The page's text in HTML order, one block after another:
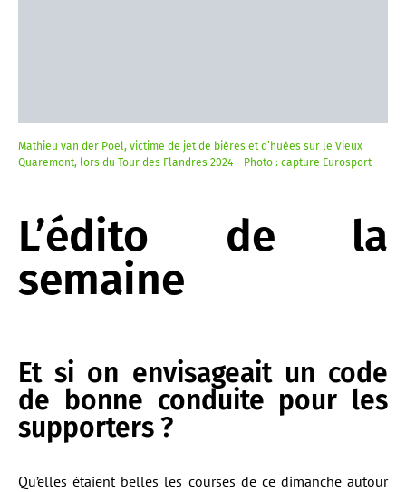
Mathieu van der Poel, victime de jet de bières et d’huées sur le Vieux
Quaremont, lors du Tour des Flandres 2024 – Photo : capture Eurosport
L’édito de la
semaine
Et si on envisageait un code
de bonne conduite pour les
supporters ?
Qu’elles étaient belles les courses de ce dimanche autour